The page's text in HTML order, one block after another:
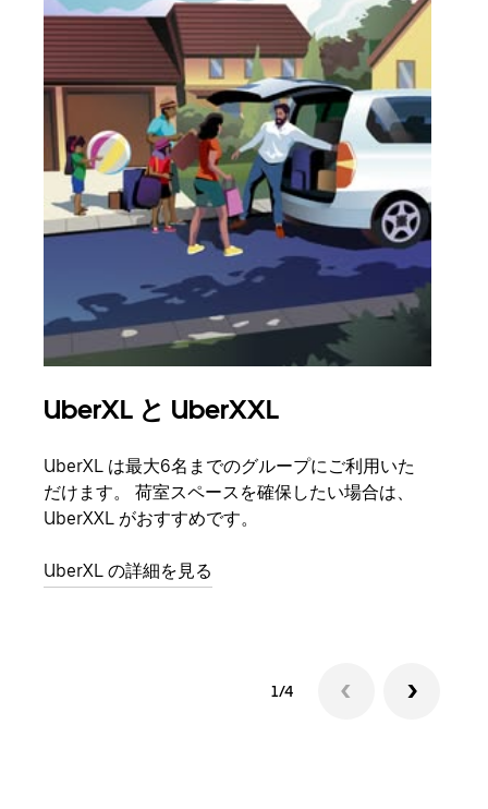
UberXL と UberXXL
UberXL は最大6名までのグループにご利用いた
だけます。 荷室スペースを確保したい場合は、
UberXXL がおすすめです。
UberXL の詳細を見る
1/4